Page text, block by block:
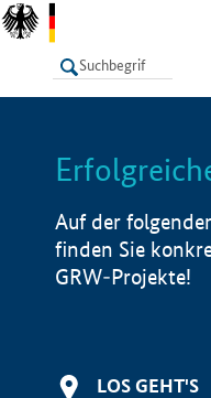
LISTE
Auf der
finden Sie
GRW-Projekte!
LOS GEHT'S